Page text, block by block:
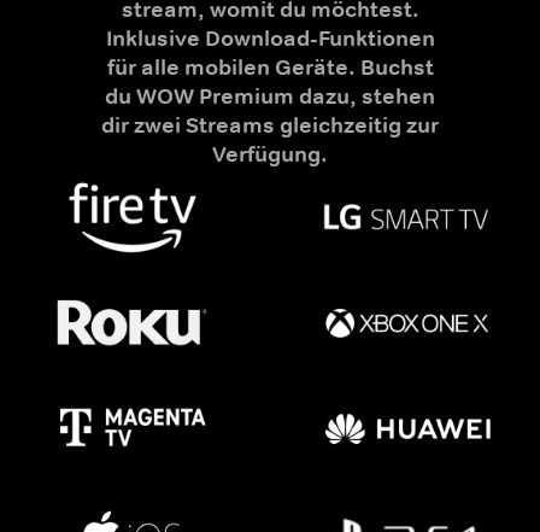
stream, womit du möchtest.
Inklusive Download-Funktionen
für alle mobilen Geräte. Buchst
du WOW Premium dazu, stehen
dir zwei Streams gleichzeitig zur
Verfügung.